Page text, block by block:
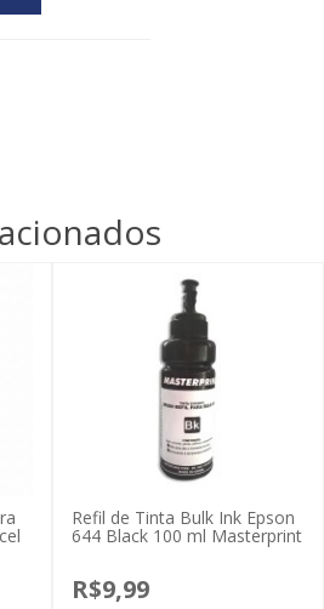
Refil de Tinta Bulk Ink Epson
644 Black 100 ml Masterprint
R$9,99